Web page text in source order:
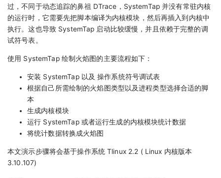
过，不同于动态追踪的鼻祖 DTrace，SystemTap 并没有常驻内核
的运行时，它需要先把脚本编译为内核模块，然后再插入到内核中
执行。这也导致 SystemTap 启动比较缓慢，并且依赖于完整的调
试符号表。
使用 SystemTap 绘制火焰图的主要流程如下：
安装 SystemTap 以及 操作系统符号调试表
根据自己所需绘制的火焰图类型以及进程类型选择合适的脚
本
生成内核模块
运行 SystemTap 或者运行生成的内核模块统计数据
将统计数据转换成火焰图
本文演示步骤将会基于操作系统 Tlinux 2.2 ( Linux 内核版本
3.10.107)